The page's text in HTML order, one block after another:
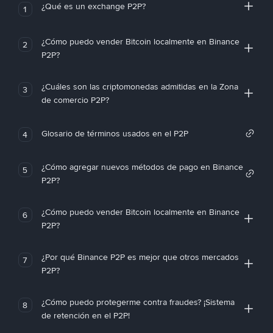
1 ¿Qué es un exchange P2P?
2
¿Cómo puedo vender Bitcoin localmente en Binance
P2P?
3
¿Cuáles son las criptomonedas admitidas en la Zona
de comercio P2P?
4 Glosario de términos usados en el P2P
5
¿Cómo agregar nuevos métodos de pago en Binance
P2P?
6
¿Cómo puedo vender Bitcoin localmente en Binance
P2P?
7
¿Por qué Binance P2P es mejor que otros mercados
P2P?
8
¿Cómo puedo protegerme contra fraudes? ¡Sistema
de retención en el P2P!